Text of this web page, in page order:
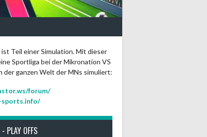
Teil einer Simulation. Mit dieser
Sportliga bei der Mikronation VS
der ganzen Welt der MNs simuliert:
forum/
PLAY OFFS